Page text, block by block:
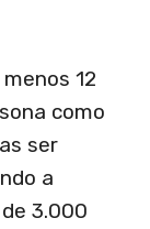
12
como
ser
a
3.000